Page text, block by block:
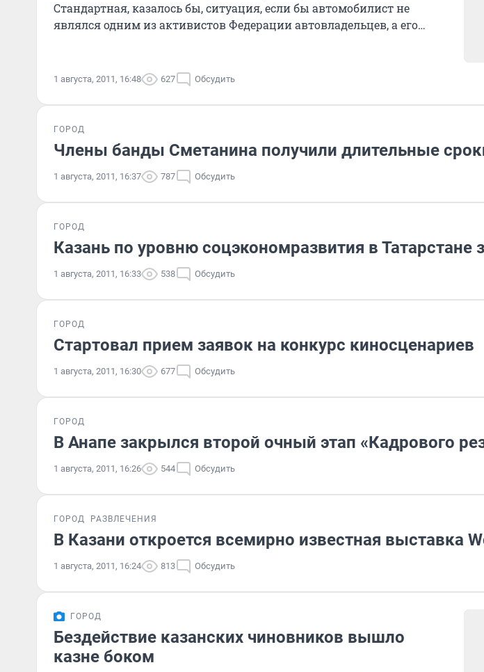
Стандартная, казалось бы, ситуация, если бы автомобилист не
являлся одним из активистов Федерации автовладельцев, а его
1 августа, 2011, 16:48 627 Обсудить
ГОРОД
Члены банды Сметанина получили длительные
1 августа, 2011, 16:37 787 Обсудить
ГОРОД
Казань по уровню соцэкономразвития в Татарстане
1 августа, 2011, 16:33 538 Обсудить
ГОРОД
Стартовал прием заявок на конкурс киносценариев
1 августа, 2011, 16:30 677 Обсудить
ГОРОД
В Анапе закрылся второй очный этап «Кадрового
1 августа, 2011, 16:26 544 Обсудить
ГОРОД РАЗВЛЕЧЕНИЯ
В Казани откроется всемирно известная выставка
1 августа, 2011, 16:24 813 Обсудить
ГОРОД
Бездействие казанских чиновников вышло
казне боком